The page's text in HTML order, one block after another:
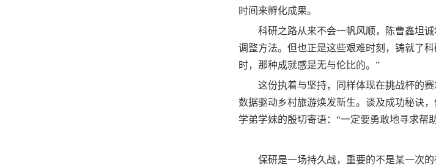
时间来孵化成果。
科研之路从来不会一帆风顺，陈曹鑫坦诚
调整方法。 但也正是这些艰难时刻，铸就了科
时，那种成就感是无与伦比的。 ”
这份执着与坚持，同样体现在挑战杯的
数据驱动乡村旅游焕发新生。谈及成功秘诀
学弟学妹的殷切寄语：“一定要勇敢地寻求帮
保研是一场持久战，重要的不是某一次的